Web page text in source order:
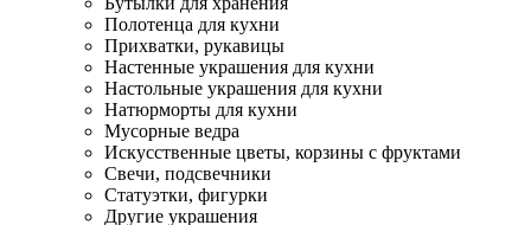
Полотенца для кухни
Прихватки, рукавицы
Настенные украшения для кухни
Настольные украшения для кухни
Натюрморты для кухни
Мусорные ведра
Искусственные цветы, корзины с фруктами
Свечи, подсвечники
Статуэтки, фигурки
Другие украшения